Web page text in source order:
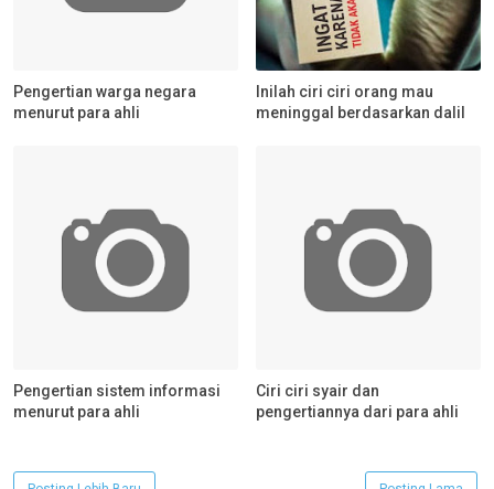
Pengertian warga negara
menurut para ahli
Inilah ciri ciri orang mau
meninggal berdasarkan dalil
Pengertian sistem informasi
menurut para ahli
Ciri ciri syair dan
pengertiannya dari para ahli